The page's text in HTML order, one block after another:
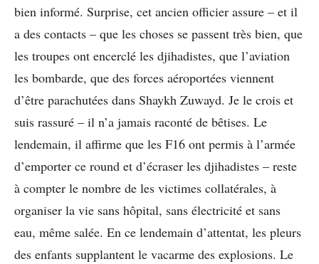
bien informé. Surprise, cet ancien officier assure – et il
a des contacts – que les choses se passent très bien, que
les troupes ont encerclé les djihadistes, que l’aviation
les bombarde, que des forces aéroportées viennent
d’être parachutées dans Shaykh Zuwayd. Je le crois et
suis rassuré – il n’a jamais raconté de bêtises. Le
lendemain, il affirme que les F16 ont permis à l’armée
d’emporter ce round et d’écraser les djihadistes – reste
à compter le nombre de les victimes collatérales, à
organiser la vie sans hôpital, sans électricité et sans
eau, même salée. En ce lendemain d’attentat, les pleurs
des enfants supplantent le vacarme des explosions. Le